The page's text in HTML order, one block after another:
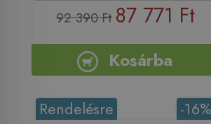
92 390 Ft 87 771 Ft
Kosárba
-16%
Rendelésre